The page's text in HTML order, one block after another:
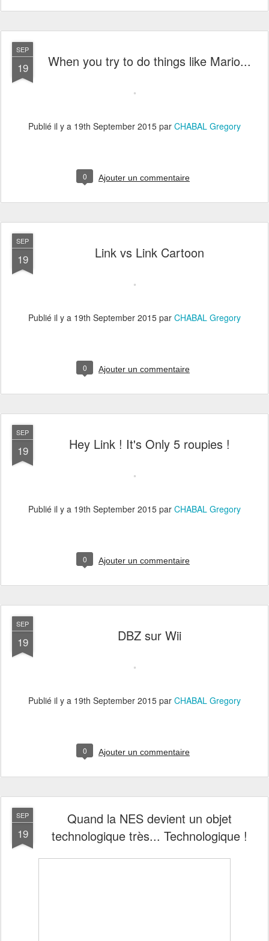
SEP
19 When you try to do things like Mario...
Publié il y a 19th September 2015 par CHABAL Gregory
0 Ajouter un commentaire
SEP
19 Link vs Link Cartoon
Publié il y a 19th September 2015 par CHABAL Gregory
0 Ajouter un commentaire
SEP
19 Hey Link ! It's Only 5 roupies !
Publié il y a 19th September 2015 par CHABAL Gregory
0 Ajouter un commentaire
SEP
19 DBZ sur Wii
Publié il y a 19th September 2015 par CHABAL Gregory
0 Ajouter un commentaire
SEP
19
Quand la NES devient un objet
technologique très... Technologique !